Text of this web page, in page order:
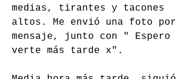
medias, tirantes y tacones
altos. Me envió una foto por
mensaje, junto con " Espero
verte más tarde x".